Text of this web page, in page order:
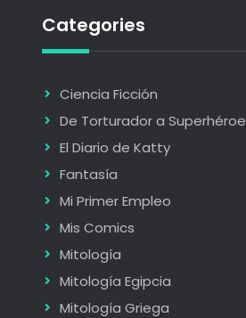
Categories
Ciencia Ficción
De Torturador a Superhéroe
El Diario de Katty
Fantasía
Mi Primer Empleo
Mis Comics
Mitología
Mitología Egipcia
Mitología Griega